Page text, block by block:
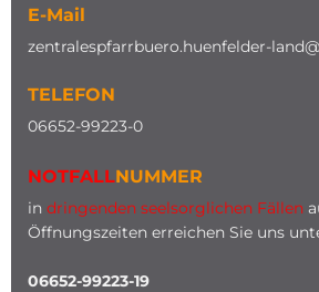
E-Mail
zentralespfarrbuero.huenfelder-
TELEFON
06652-99223-0
NOTFALLNUMMER
in dringenden seelsorglichen Fällen
Öffnungszeiten erreichen Sie uns
06652-99223-19